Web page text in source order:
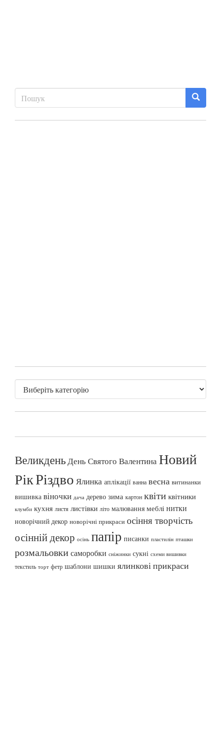
ВеликденьДень Святого ВалентинаНовий
РікРіздво Ялинка аплікації ванна весна витинанки
вишивка віночки дача дерево зима картон квіти квітники
клумби кухня листя листівки літо малювання меблі нитки
новорічний декор новорічні прикраси осіння творчість
осінній декор осінь папір писанки пластилін пташки
розмальовки саморобки сніжинки сукні схеми вишивки
текстиль торт фетр шаблони шишки ялинкові прикраси